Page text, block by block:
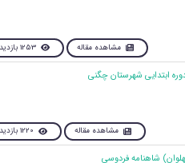
مشاهده مقاله 1253 بازدید
مشاهده مقاله 1220 بازدید